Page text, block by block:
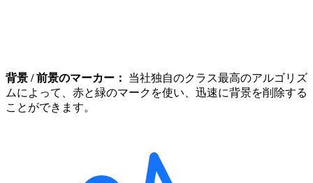
背景 / 前景のマーカー： 当社独自のクラス最高のアルゴリズ
ムによって、赤と緑のマークを使い、迅速に背景を削除する
ことができます。